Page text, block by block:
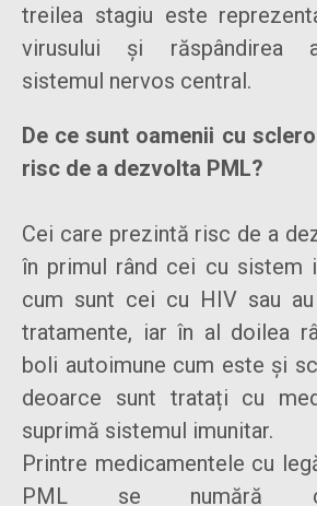
treilea stagiu este
virusului și răspândirea
sistemul nervos central.
De ce sunt oamenii cu
risc de a dezvolta PML?
Cei care prezintă risc de a
în primul rând cei cu sistem
cum sunt cei cu HIV sau
tratamente, iar în al doilea
boli autoimune cum este și
deoarce sunt tratați cu
suprimă sistemul imunitar.
Printre medicamentele cu
PML se numără